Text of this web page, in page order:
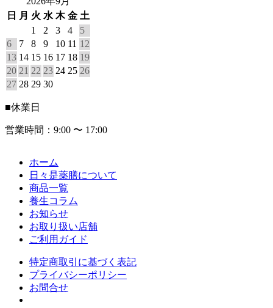
日
月 火 水 木 金 土
1
2 3 4
5
6
7 8 9 10 11 12
13 14 15 16 17 18 19
20 21 22 23 24 25 26
27 28 29 30
■休業日
営業時間：9:00 〜 17:00
ホーム
日々是薬膳について
商品一覧
養生コラム
お知らせ
お取り扱い店舗
ご利用ガイド
特定商取引に基づく表記
プライバシーポリシー
お問合せ